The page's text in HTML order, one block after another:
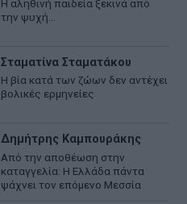
Η αληθινή παιδεία ξεκινά από
την ψυχή…
Σταματίνα Σταματάκου
Η βία κατά των ζώων δεν αντέχει
βολικές ερμηνείες
Δημήτρης Καμπουράκης
Από την αποθέωση στην
καταγγελία: Η Ελλάδα πάντα
ψάχνει τον επόμενο Μεσσία